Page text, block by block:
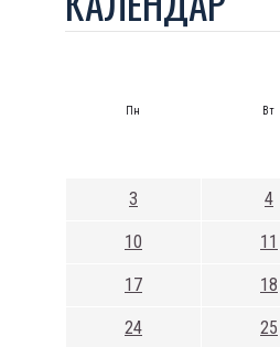
Пн Вт
3 4
10 11
17 18
24 25